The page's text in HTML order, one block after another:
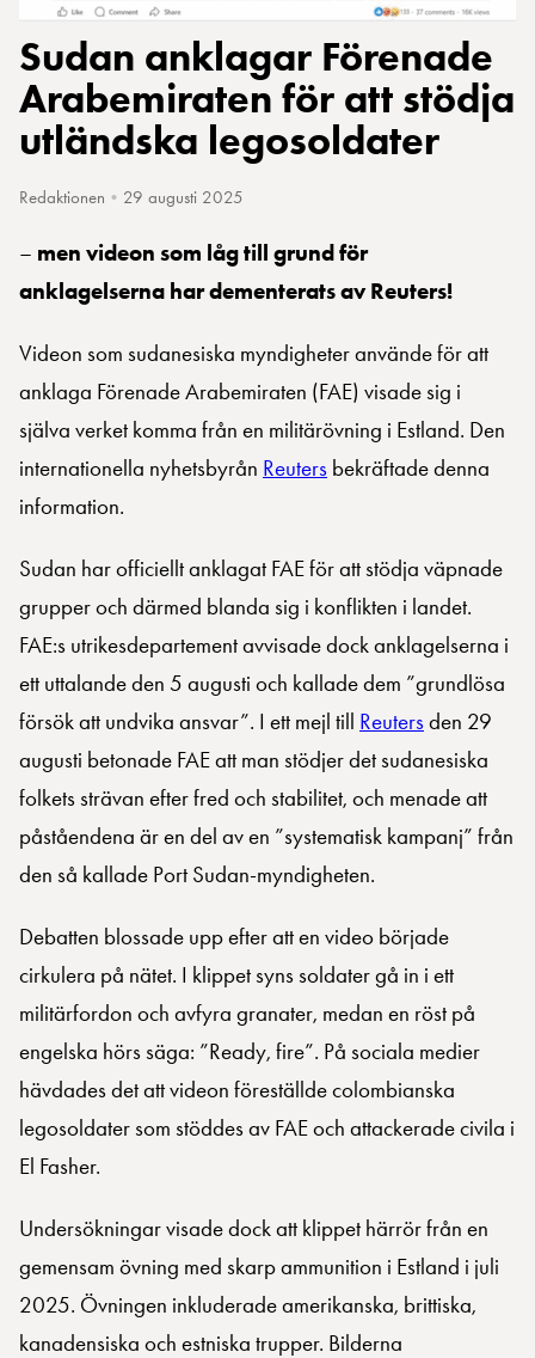
Sudan anklagar Förenade
Arabemiraten för att stödja
utländska legosoldater
Redaktionen • 29 augusti 2025
– men videon som låg till grund för
anklagelserna har dementerats av Reuters!
Videon som sudanesiska myndigheter använde för att
anklaga Förenade Arabemiraten (FAE) visade sig i
själva verket komma från en militärövning i Estland. Den
internationella nyhetsbyrån Reuters bekräftade denna
information.
Sudan har officiellt anklagat FAE för att stödja väpnade
grupper och därmed blanda sig i konflikten i landet.
FAE:s utrikesdepartement avvisade dock anklagelserna i
ett uttalande den 5 augusti och kallade dem ”grundlösa
försök att undvika ansvar”. I ett mejl till Reutersden 29
augusti betonade FAE att man stödjer det sudanesiska
folkets strävan efter fred och stabilitet, och menade att
påståendena är en del av en ”systematisk kampanj” från
den så kallade Port Sudan-myndigheten.
Debatten blossade upp efter att en video började
cirkulera på nätet. I klippet syns soldater gå in i ett
militärfordon och avfyra granater, medan en röst på
engelska hörs säga: ”Ready, fire”. På sociala medier
hävdades det att videon föreställde colombianska
legosoldater som stöddes av FAE och attackerade civila i
El Fasher.
Undersökningar visade dock att klippet härrör från en
gemensam övning med skarp ammunition i Estland i juli
2025. Övningen inkluderade amerikanska, brittiska,
kanadensiska och estniska trupper. Bilderna